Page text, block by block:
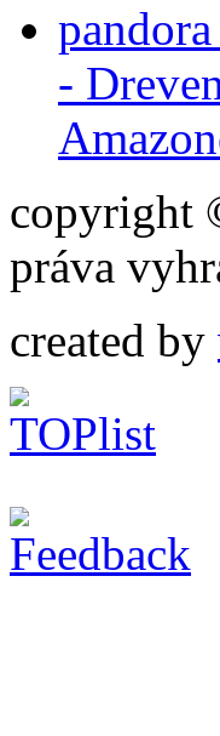
-
copyright
práva
created by